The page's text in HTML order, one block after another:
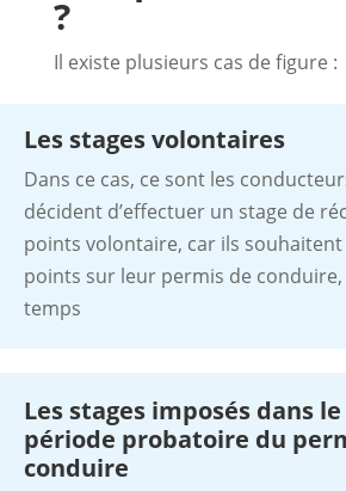
?
Il existe plusieurs cas de figure :
Les stages volontaires
Dans ce cas, ce sont les
décident d’effectuer un stage de
points volontaire, car ils
points sur leur permis de
temps
Les stages imposés dans
période probatoire du
conduire